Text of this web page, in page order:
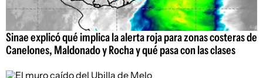
Sinae explicó qué implica la alerta roja para zonas costeras de
Canelones, Maldonado y Rocha y qué pasa con las clases